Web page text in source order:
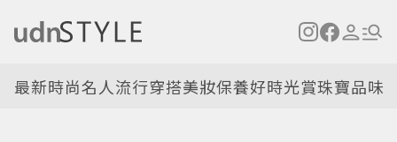
最新時尚名人流行穿搭美妝保養好時光賞珠寶品味